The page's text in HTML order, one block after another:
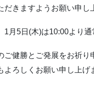
だきますようお願い申し
1月5日(木)は10:00より
ご健勝とご発展をお祈り
よろしくお願い申し上げ